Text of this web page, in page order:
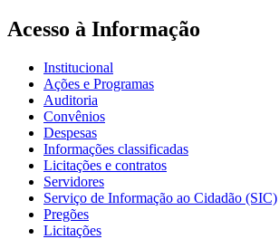
Acesso à Informação
Institucional
Ações e Programas
Auditoria
Convênios
Despesas
Informações classificadas
Licitações e contratos
Servidores
Serviço de Informação ao Cidadão (SIC)
Pregões
Licitações